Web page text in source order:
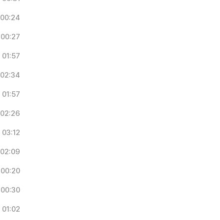
00:24
00:27
01:57
02:34
01:57
02:26
03:12
02:09
00:20
00:30
01:02